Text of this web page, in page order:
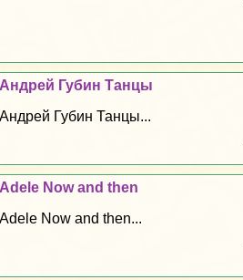
Андрей Губин Танцы
Андрей Губин Танцы...
Adele Now and then
Adele Now and then...